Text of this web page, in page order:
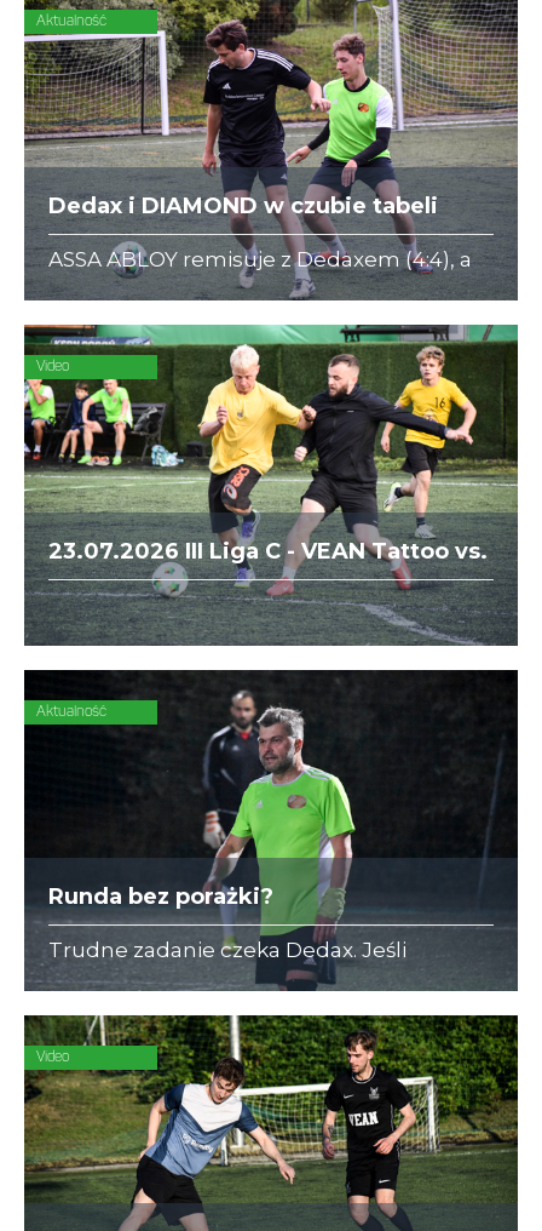
Aktualność
Dedax i DIAMOND w czubie tabeli
ASSA ABLOY remisuje z Dedaxem (4:4), a
DIAMOND nieznacznie pokonuje Forty
Kleparz (2:1)
Video
23.07.2026 III Liga C - VEAN Tattoo vs.
CelTom
Aktualność
Runda bez porażki?
Trudne zadanie czeka Dedax. Jeśli
"Seledynowi" chcą zakończyć rundę bez
porażki muszą pokonać ASSA ABLOY.
Video